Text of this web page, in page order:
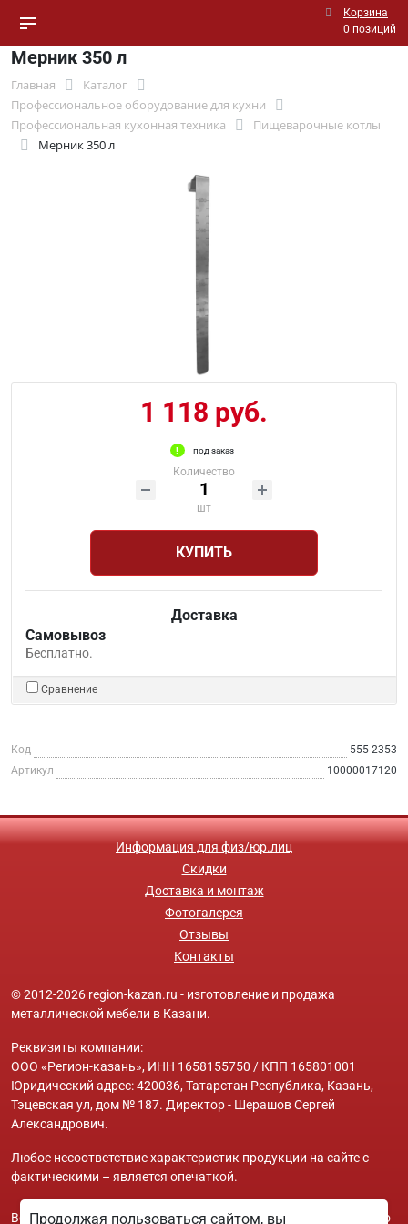
Корзина
0 позиций
Мерник 350 л
Главная
Каталог
Профессиональное оборудование для кухни
Профессиональная кухонная техника
Пищеварочные котлы
Мерник 350 л
1 118 руб.
под заказ
Количество
шт
КУПИТЬ
Доставка
Самовывоз
Бесплатно.
Сравнение
Код
555-2353
Артикул
10000017120
Информация для физ/юр.лиц
Скидки
Доставка и монтаж
Фотогалерея
Отзывы
Контакты
© 2012-2026 region-kazan.ru - изготовление и продажа
металлической мебели в Казани.
Реквизиты компании:
ООО «Регион-казань», ИНН 1658155750 / КПП 165801001
Юридический адрес: 420036, Татарстан Республика, Казань,
Тэцевская ул, дом № 187. Директор - Шерашов Сергей
Александрович.
Любое несоответствие характеристик продукции на сайте с
фактическими – является опечаткой.
Вся информация на сайте region-kazan.ru носит исключительно
Продолжая пользоваться сайтом, вы